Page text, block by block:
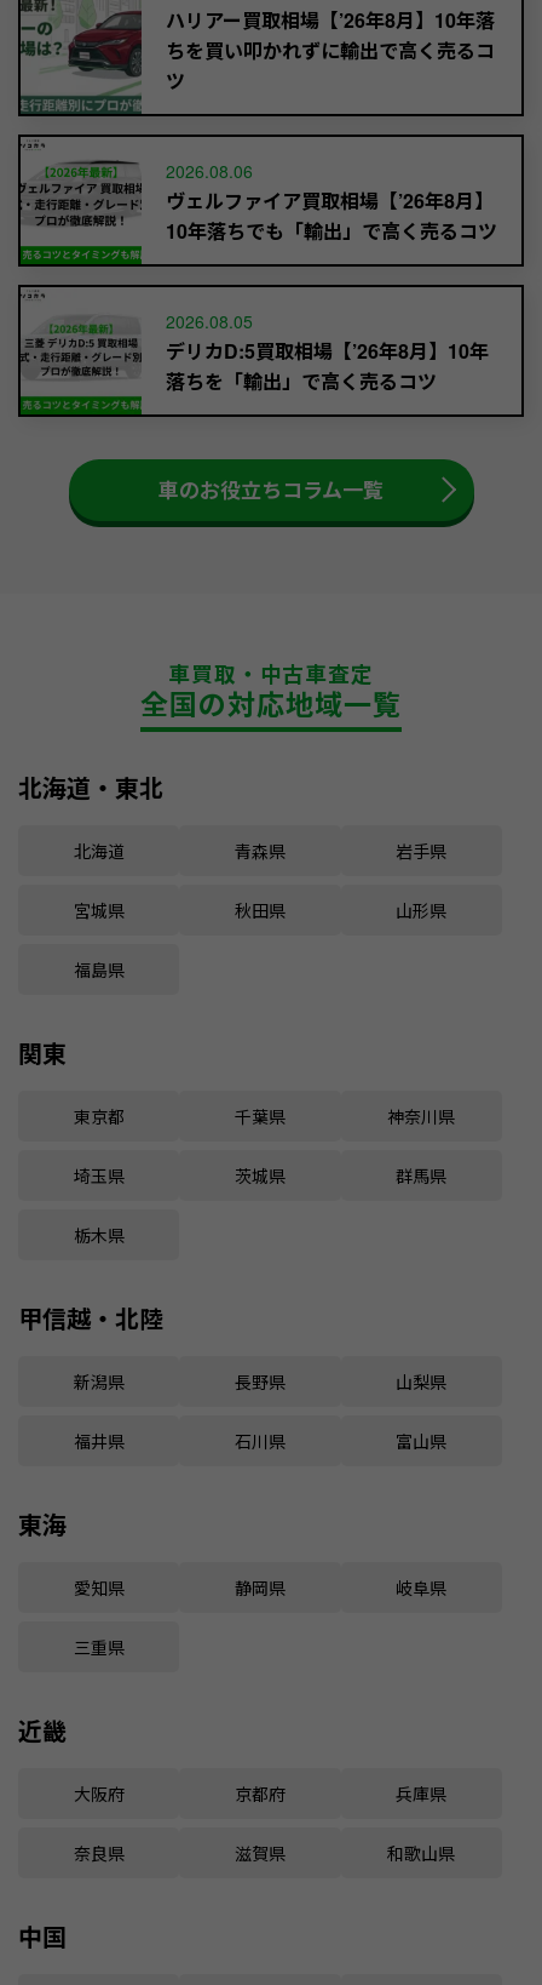
ハリアー買取相場【’26年8月】10年落
ちを買い叩かれずに輸出で高く売るコ
ツ
2026.08.06
ヴェルファイア買取相場【’26年8月】
10年落ちでも「輸出」で高く売るコツ
2026.08.05
デリカD:5買取相場【’26年8月】10年
落ちを「輸出」で高く売るコツ
車のお役立ちコラム一覧
車買取・中古車査定
全国の対応地域一覧
北海道・東北
北海道 青森県 岩手県
宮城県 秋田県 山形県
福島県
関東
東京都 千葉県 神奈川県
埼玉県 茨城県 群馬県
栃木県
甲信越・北陸
新潟県 長野県 山梨県
福井県 石川県 富山県
東海
愛知県 静岡県 岐阜県
三重県
近畿
大阪府 京都府 兵庫県
奈良県 滋賀県 和歌山県
中国